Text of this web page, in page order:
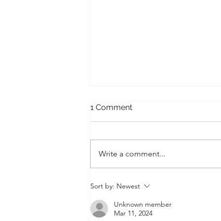
Мы не сдаёмся.
1 Comment
Write a comment...
Sort by: Newest
Unknown member
Mar 11, 2024